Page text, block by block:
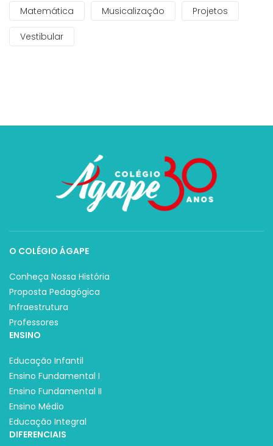
Matemática Musicalização Projetos
Vestibular
O COLÉGIO ÁGAPE
Conheça Nossa História
Proposta Pedagógica
Infraestrutura
Professores
ENSINO
Educação Infantil
Ensino Fundamental I
Ensino Fundamental II
Ensino Médio
Educação Integral
DIFERENCIAIS